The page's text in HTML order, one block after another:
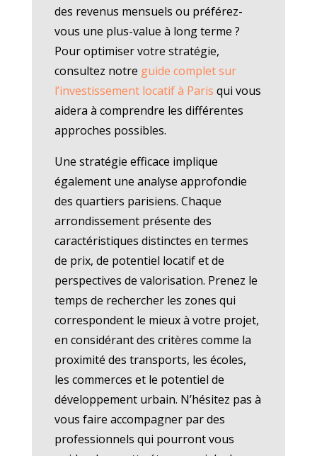
des revenus mensuels ou préférez-
vous une plus-value à long terme ?
Pour optimiser votre stratégie,
consultez notre guide complet sur
l’investissement locatif à Paris qui vous
aidera à comprendre les différentes
approches possibles.
Une stratégie efficace implique
également une analyse approfondie
des quartiers parisiens. Chaque
arrondissement présente des
caractéristiques distinctes en termes
de prix, de potentiel locatif et de
perspectives de valorisation. Prenez le
temps de rechercher les zones qui
correspondent le mieux à votre projet,
en considérant des critères comme la
proximité des transports, les écoles,
les commerces et le potentiel de
développement urbain. N’hésitez pas à
vous faire accompagner par des
professionnels qui pourront vous